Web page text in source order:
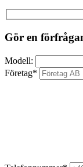
Gör en
Modell:
Företag*